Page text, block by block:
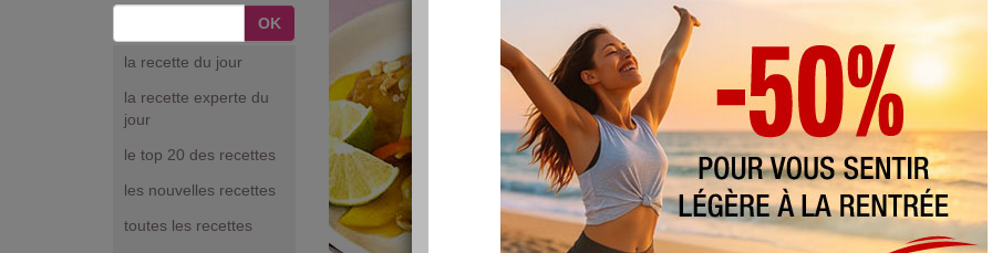
la recette du jour
la recette experte du
jour
le top 20 des recettes
les nouvelles recettes
toutes les recettes
avec leur brochette de volaille, dépaysement
garanti !
Vous aimez ? Alors notez !
(vue : 39064 fois)
proposée par delphinetika
type :sauce
imprimer la fiche recette
ajouter à mes favoris